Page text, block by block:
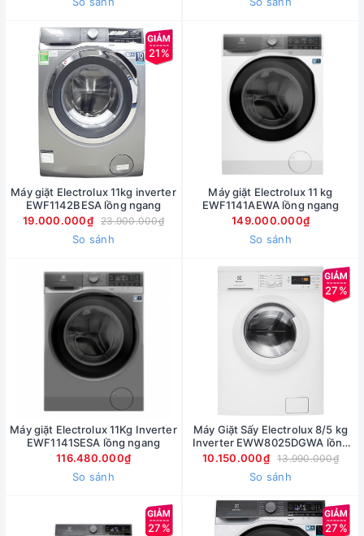
21%
Máy giặt Electrolux 11kg inverter
EWF1142BESA lồng ngang
19.000.000₫
23.900.000₫
So sánh
Máy giặt Electrolux 11 kg
EWF1141AEWA lồng ngang
149.000.000₫
So sánh
Máy giặt Electrolux 11Kg Inverter
EWF1141SESA lồng ngang
116.480.000₫
So sánh
27%
Máy Giặt Sấy Electrolux 8/5 kg
Inverter EWW8025DGWA lồng
ngang
10.150.000₫ 13.990.000₫
So sánh
27% 27%